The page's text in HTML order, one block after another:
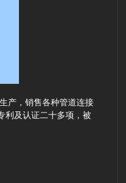
产，销售各种管道连接
利及认证二十多项，被